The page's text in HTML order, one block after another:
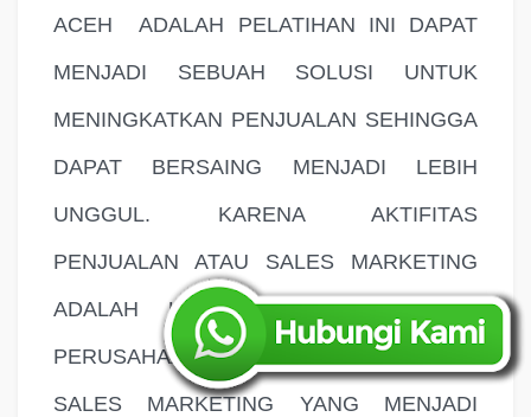
ACEH
ADALAH PELATIHAN INI DAPAT
MENJADI SEBUAH SOLUSI UNTUK
MENINGKATKAN PENJUALAN SEHINGGA
DAPAT BERSAING MENJADI LEBIH
UNGGUL. KARENA AKTIFITAS
PENJUALAN ATAU SALES MARKETING
ADALAH UJUNG TOMBAK SEBUAH
PERUSAHAAN. SELAIN ITU AKTIFITAS
SALES MARKETING YANG MENJADI